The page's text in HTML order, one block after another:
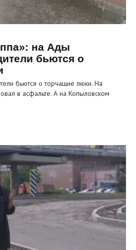
на Ады
бьются о
бьются о торчащие люки. На
в асфальте. А на Копыловском